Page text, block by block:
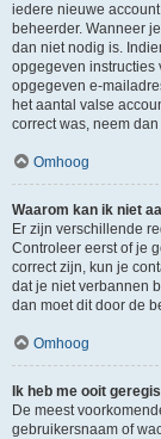
iedere nieuwe
beheerder. Wanneer
dan niet nodig is.
opgegeven instructies
opgegeven e-
het aantal valse
correct was, neem
Omhoog
Waarom kan ik niet
Er zijn verschillende
Controleer eerst of je
correct zijn, kun je
dat je niet verbannen
dan moet dit door de
Omhoog
Ik heb me ooit
De meest
gebruikersnaam of